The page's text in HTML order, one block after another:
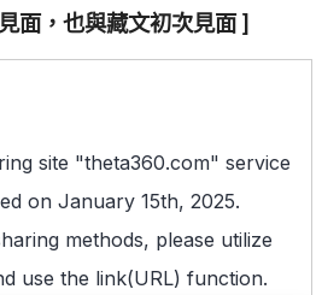
面，也與藏文初次見面 ]